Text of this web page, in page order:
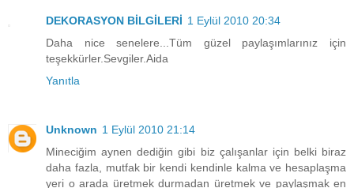
DEKORASYON BİLGİLERİ 1 Eylül 2010 20:34
Daha nice senelere...Tüm güzel paylaşımlarınız için
teşekkürler.Sevgiler.Aida
Yanıtla
Unknown 1 Eylül 2010 21:14
Mineciğim aynen dediğin gibi biz çalışanlar için belki biraz
daha fazla, mutfak bir kendi kendinle kalma ve hesaplaşma
yeri o arada üretmek durmadan üretmek ve paylaşmak en